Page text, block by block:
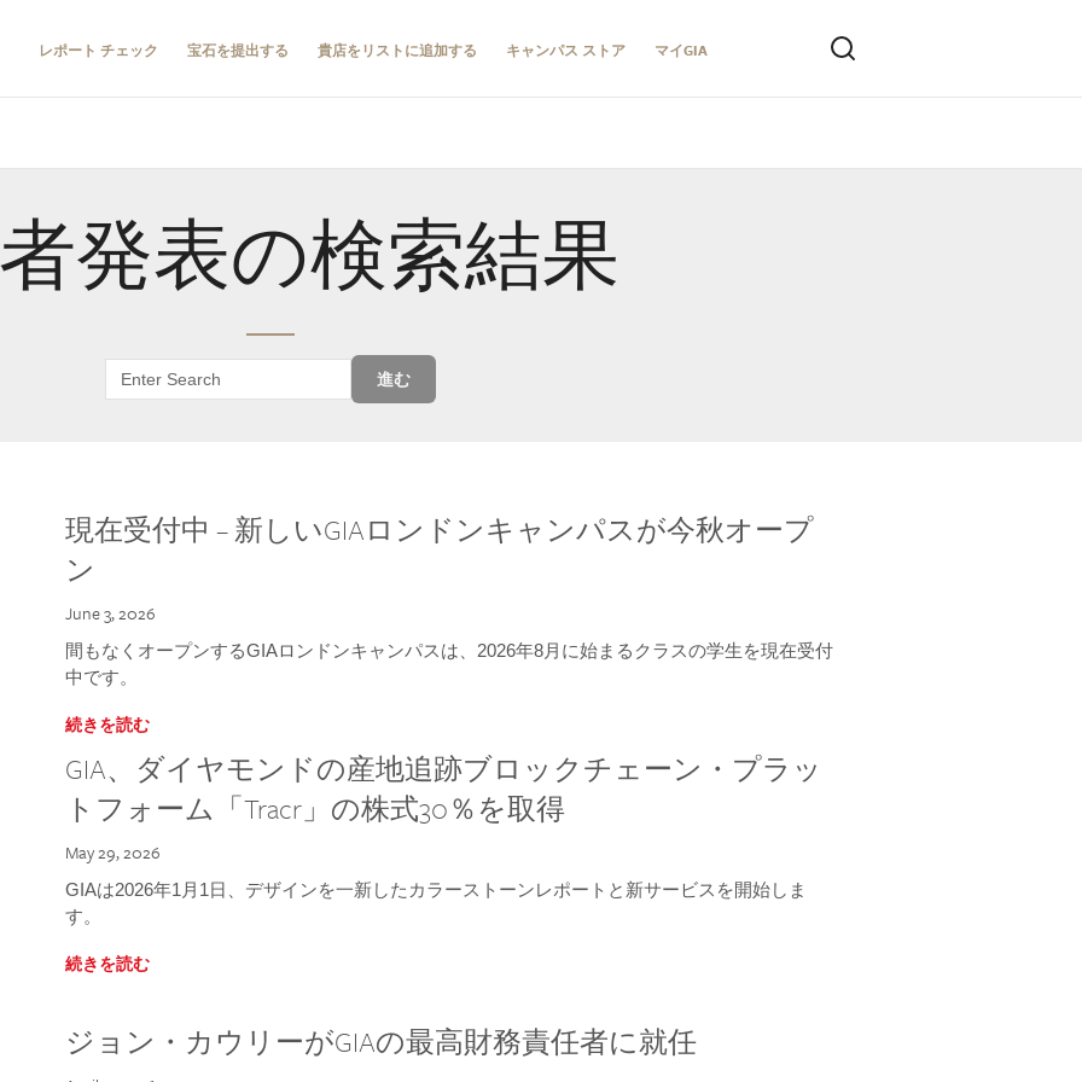
レポート チェック 宝石を提出する 貴店をリストに追加する キャンパス ストア マイGIA
発表の検索結果
進む
現在受付中 – 新しいGIAロンドンキャンパスが今秋オープ
ン
June 3, 2026
間もなくオープンするGIAロンドンキャンパスは、2026年8月に始まるクラスの学生を現在受付
中です。
続きを読む
GIA、ダイヤモンドの産地追跡ブロックチェーン・プラッ
トフォーム「Tracr」の株式30％を取得
May 29, 2026
GIAは2026年1月1日、デザインを一新したカラーストーンレポートと新サービスを開始しま
す。
続きを読む
ジョン・カウリーがGIAの最高財務責任者に就任